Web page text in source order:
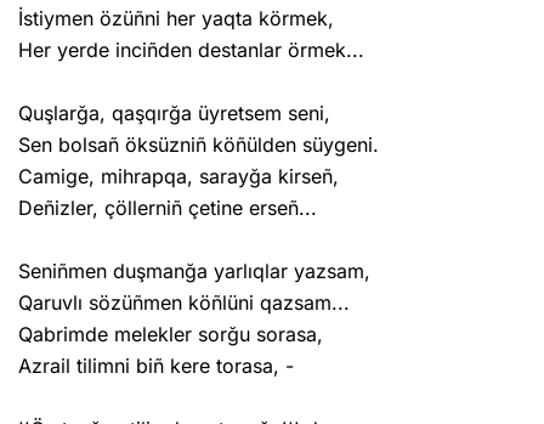
İstiymen özüñni her yaqta körmek,
Her yerde inciñden destanlar örmek...
Quşlarğa, qaşqırğa üyretsem seni,
Sen bolsañ öksüzniñ köñülden süygeni.
Camige, mihrapqa, sarayğa kirseñ,
Deñizler, çöllerniñ çetine erseñ...
Seniñmen duşmanğa yarlıqlar yazsam,
Qaruvlı sözüñmen köñlüni qazsam...
Qabrimde melekler sorğu sorasa,
Azrail tilimni biñ kere torasa, -